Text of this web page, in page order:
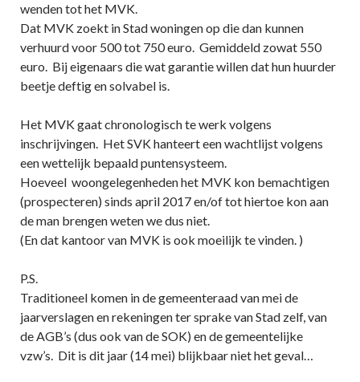
wenden tot het MVK.
Dat MVK zoekt in Stad woningen op die dan kunnen
verhuurd voor 500 tot 750 euro. Gemiddeld zowat 550
euro. Bij eigenaars die wat garantie willen dat hun huurder
beetje deftig en solvabel is.
Het MVK gaat chronologisch te werk volgens
inschrijvingen. Het SVK hanteert een wachtlijst volgens
een wettelijk bepaald puntensysteem.
Hoeveel woongelegenheden het MVK kon bemachtigen
(prospecteren) sinds april 2017 en/of tot hiertoe kon aan
de man brengen weten we dus niet.
(En dat kantoor van MVK is ook moeilijk te vinden. )
P.S.
Traditioneel komen in de gemeenteraad van mei de
jaarverslagen en rekeningen ter sprake van Stad zelf, van
de AGB’s (dus ook van de SOK) en de gemeentelijke
vzw’s. Dit is dit jaar (14 mei) blijkbaar niet het geval…